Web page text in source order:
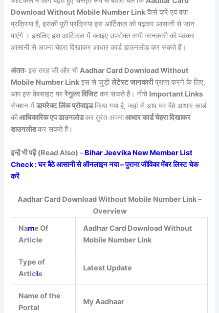
Download Without Mobile Number Link कैसे करें एवं क्या
प्रक्रिया है, इसकी पूरी प्रक्रिया इस आर्टिकल को पढ़कर आसानी से जान
पाएंगे । इसलिए इस आर्टिकल में बताइए उपरोक्त सभी जानकारी को पढ़कर
आसानी से अपना चेहरा दिखाकर आधार कार्ड डाउनलोड कर सकते हैं।
अंततः इस तरह की और भीAadhar Card Download Without
Mobile Number Link इस से जुड़ीलेटेस्ट जानकारीप्राप्त करने के लिए,
आप इस वेबसाइट पररेगुलर विजिटकर सकते हैं। नीचे Important Links
सेक्शन मेंडायरेक्ट लिंक प्रोवाइडकिया गया है, जहां से आप घर बैठे आधार कार्ड
कीआधिकारिक एप डाउनलोडकर तुरंत अपनाआधार कार्ड चेहरा दिखाकर
डाउनलोडकर सकते हैं।
इन्हें भी पढ़ें (Read Also) –Bihar Jeevika New Member List
Check : घर बैठे आसानी से ऑनलाइन नया – पुराना जीविका मेंबर लिस्ट चेक
करें
Aadhar Card Download Without Mobile Number Link –
Overview
Name Of
Article
Aadhar Card Download Without
Mobile Number Link
Type of
Article
Latest Update
Name of the
Portal
My Aadhaar